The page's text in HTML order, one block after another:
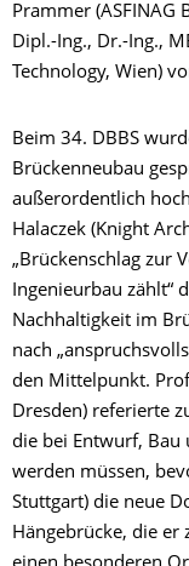
Prammer (ASFINAG
Dipl.-Ing., Dr.-Ing.,
Technology, Wien)
Beim 34. DBBS
Brückenneubau
außerordentlich
Halaczek (Knight
„Brückenschlag zur
Ingenieurbau zählt“
Nachhaltigkeit im
nach
den Mittelpunkt.
Dresden) referierte
die bei Entwurf, Bau
werden müssen,
Stuttgart) die neue
Hängebrücke, die er